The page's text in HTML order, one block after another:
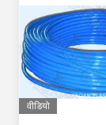
वीडियो